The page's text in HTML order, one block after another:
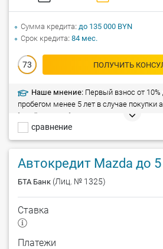
сравнение
73 ПОЛУЧИТЬ
Сумма кредита до 135 000 BYN
Срок кредита 84 мес.
Наше мнение: Первый взнос от
пробегом менее 5 лет в случае покупки
"ДрайвМоторс".
Автокредит Mazda до
БТА Банк (Лиц. № 1325)
Ставка
Платежи